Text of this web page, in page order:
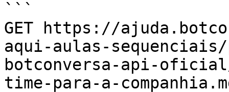
```
GET https://
aqui-aulas-
botconversa-api-
time-para-a-